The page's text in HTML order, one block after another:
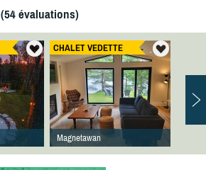
(54évaluations)
CHALET VEDETTE
Magnetawan